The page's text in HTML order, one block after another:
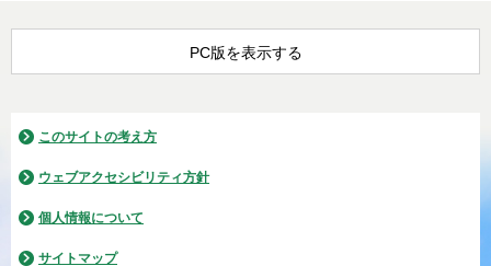
PC版を表示する
このサイトの考え方
ウェブアクセシビリティ方針
個人情報について
サイトマップ